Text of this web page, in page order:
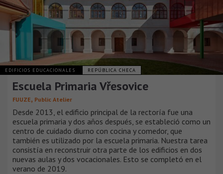
EDIFICIOS EDUCACIONALES REPÚBLICA CHECA
Escuela Primaria Vřesovice
FUUZE, Public Atelier
Desde 2013, el edificio principal de la rectoría fue una
escuela primaria y dos años después, se estableció como un
centro de cuidado diurno con cocina y comedor, que
también es utilizado por la escuela primaria. Nuestra tarea
consistía en reconstruir otra parte de los edificios en dos
nuevas aulas y dos vocacionales. Esto se completó en el
verano de 2019.